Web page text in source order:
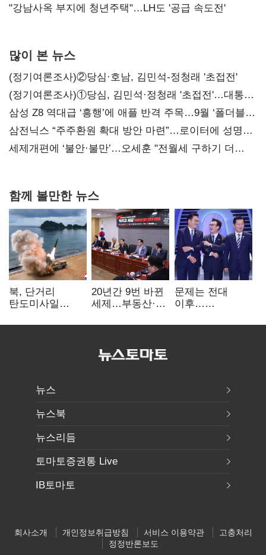
"강남사옥 부지에 청년주택"…LH도 '공급 속도전'
많이 본 뉴스
(정기여론조사)②당심·호남, 김민석-정청래 '초접전'
(정기여론조사)①당심, 김민석·정청래 '초접전'…대통령
지지도 '50% 아래로'(종합)
삼성 Z8 역대급 ‘흥행’에 애플 반격 주목…9월 ‘폴더블
대전’
삼전닉스 “주주환원 확대 방안 마련”…로이터에 성명
보내
세제개편에 ‘불안·불만’…오세훈 "전월세 구하기 더
함께 볼만한 뉴스
북, 단거리
탄도미사일
"즉각 중단 촉구"
20년간 9번 바뀐
세제…부동산·
건드렸다
문제는 전대
이후…
뒤집힐 땐
뉴스
뉴스북
뉴스리듬
토마토증권통 Live
IB토마토
회사소개 개인정보취급방침 서비스 이용약관
고충처리
정정반론보도